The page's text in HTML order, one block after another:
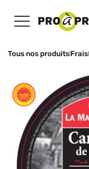
Tous nos produitsFrais